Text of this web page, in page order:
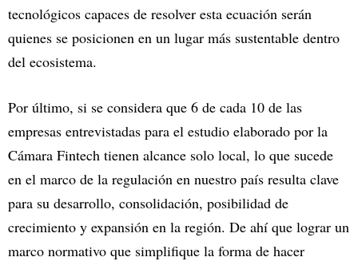
tecnológicos capaces de resolver esta ecuación serán
quienes se posicionen en un lugar más sustentable dentro
del ecosistema.
Por último, si se considera que 6 de cada 10 de las
empresas entrevistadas para el estudio elaborado por la
Cámara Fintech tienen alcance solo local, lo que sucede
en el marco de la regulación en nuestro país resulta clave
para su desarrollo, consolidación, posibilidad de
crecimiento y expansión en la región. De ahí que lograr un
marco normativo que simplifique la forma de hacer